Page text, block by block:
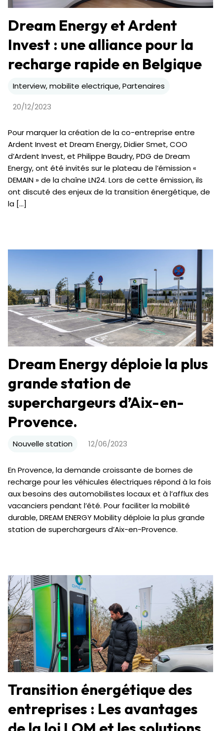
Dream Energy et Ardent
Invest : une alliance pour la
recharge rapide en Belgique
Interview, mobilite electrique, Partenaires
20/12/2023
Pour marquer la création de la co-entreprise entre
Ardent Invest et Dream Energy, Didier Smet, COO
d’Ardent Invest, et Philippe Baudry, PDG de Dream
Energy, ont été invités sur le plateau de l’émission «
DEMAIN » de la chaîne LN24. Lors de cette émission, ils
ont discuté des enjeux de la transition énergétique, de
la […]
Dream Energy déploie la plus
grande station de
superchargeurs d’Aix-en-
Provence.
Nouvelle station 12/06/2023
En Provence, la demande croissante de bornes de
recharge pour les véhicules électriques répond à la fois
aux besoins des automobilistes locaux et à l’afflux des
vacanciers pendant l’été. Pour faciliter la mobilité
durable, DREAM ENERGY Mobility déploie la plus grande
station de superchargeurs d’Aix-en-Provence.
Transition énergétique des
entreprises : Les avantages